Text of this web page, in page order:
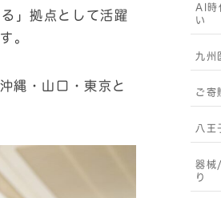
」拠点として活躍
。
縄・山口・東京と
AI時
い
九州
ご寄
八王
器械
り